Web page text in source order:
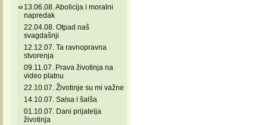
13.06.08. Abolicija i moralni
napredak
22.04.08. Otpad naš
svagdašnji
12.12.07. Ta ravnopravna
stvorenja
09.11.07. Prava životinja na
video platnu
22.10.07. Životinje su mi važne
14.10.07. Salsa i šalša
01.10.07. Dani prijatelja
životinja